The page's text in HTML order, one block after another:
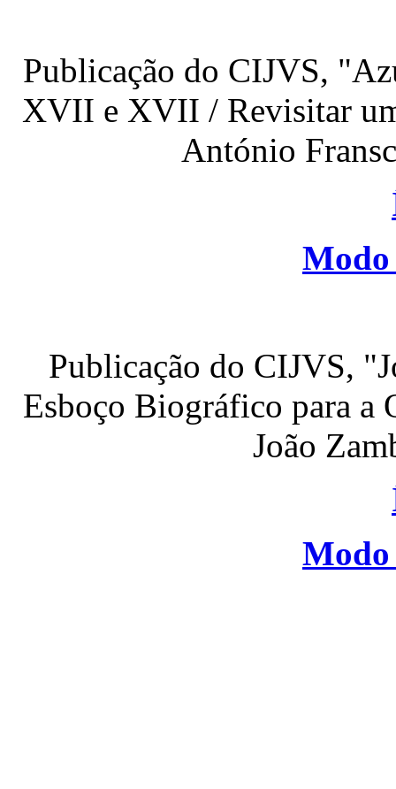
Publicação do CIJVS,
XVII e XVII / Revisitar
António
Publicação do CIJVS,
Esboço Biográfico para a
João